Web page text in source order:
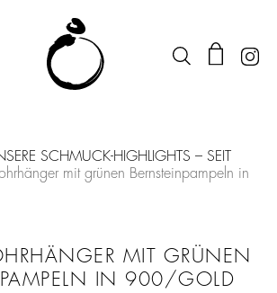
SCHMUCK-HIGHLIGHTS – SEIT
mit grünen Bernsteinpampeln in
MIT GRÜNEN
IN 900/GOLD